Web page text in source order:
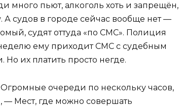
много пьют, алкоголь хоть и запрещён,
судов в городе сейчас вообще нет —
судят оттуда «по СМС». Полиция
ему приходит СМС с судебным
их платить просто негде.
очереди по нескольку часов,
— Мест, где можно совершать